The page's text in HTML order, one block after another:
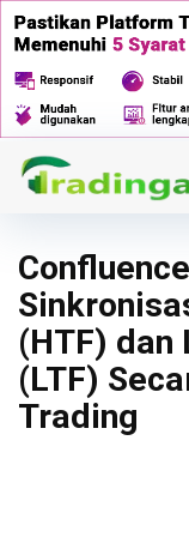
(HTF)
(LTF)
Trading